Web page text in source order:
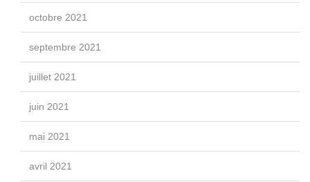
octobre 2021
septembre 2021
juillet 2021
juin 2021
mai 2021
avril 2021